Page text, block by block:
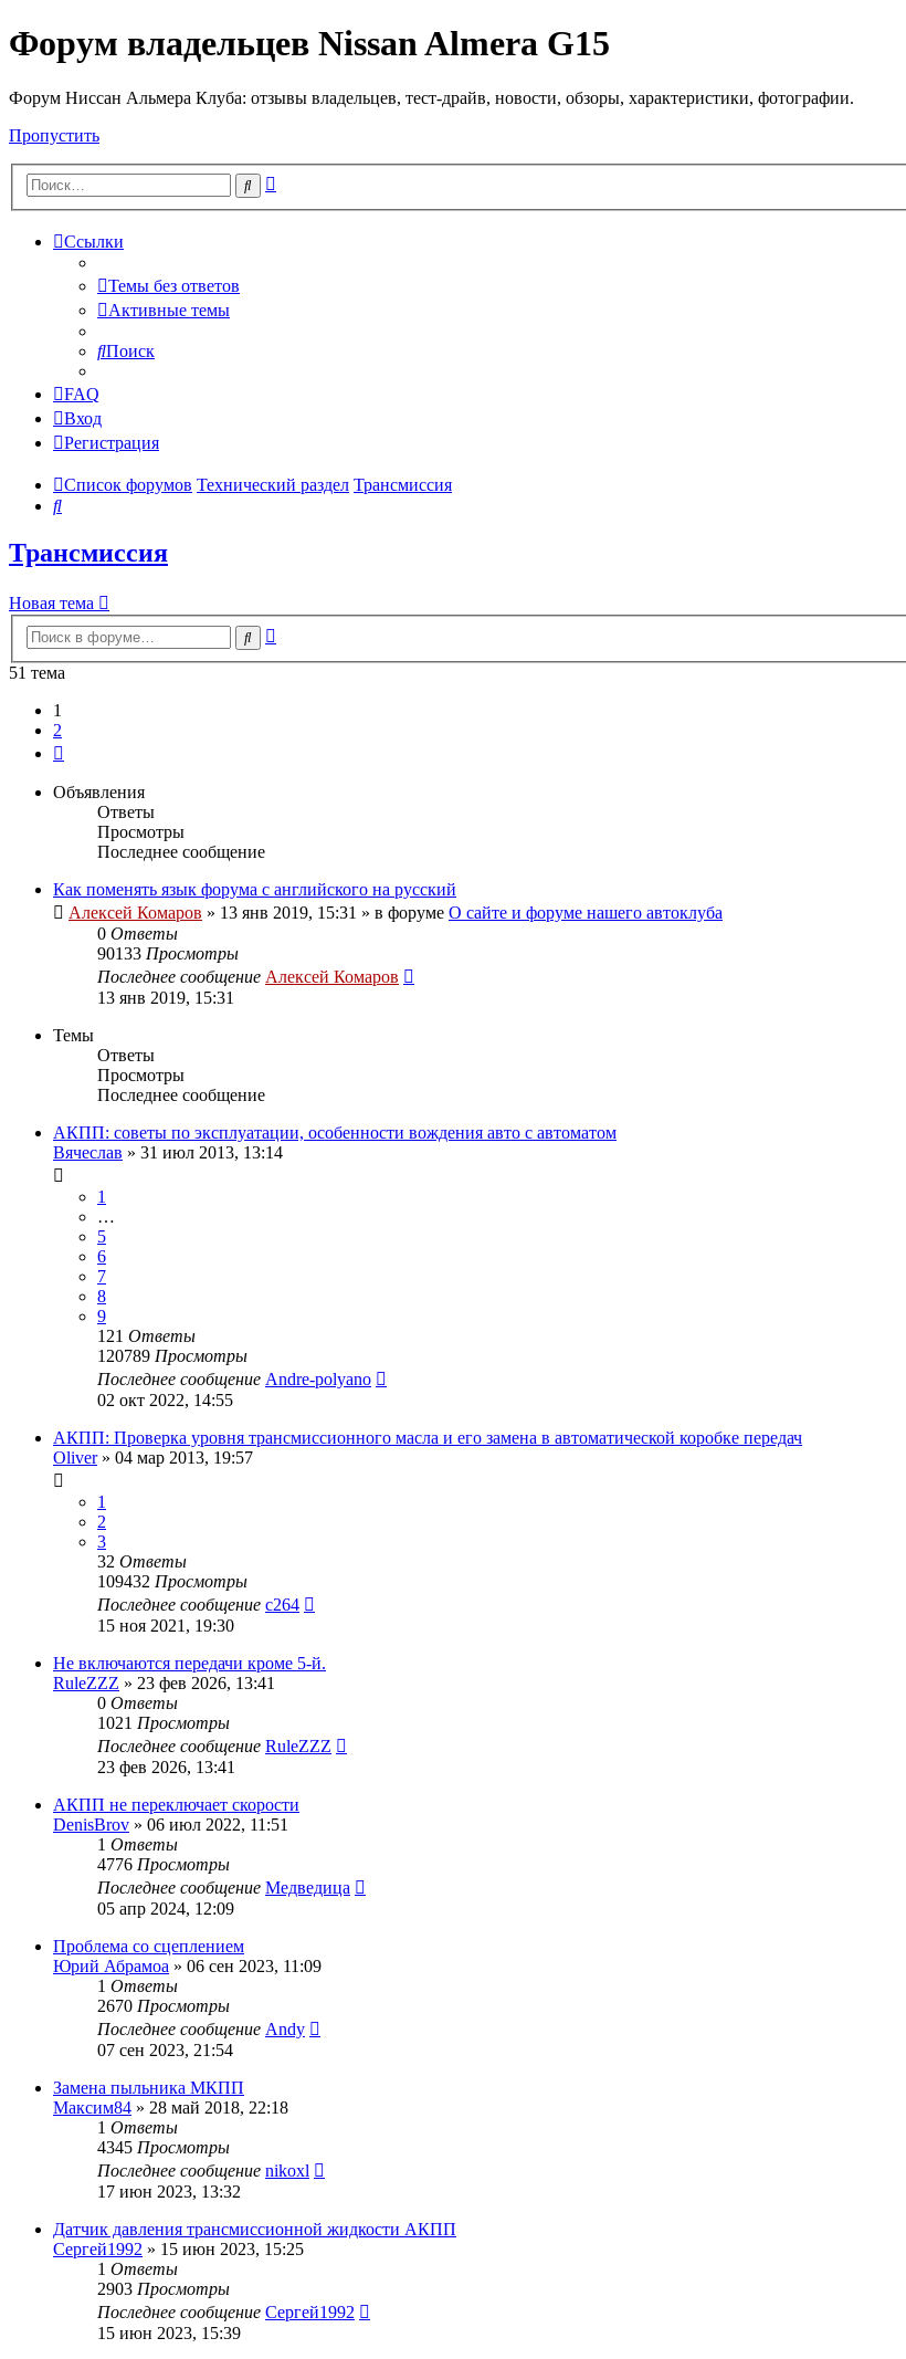
Форум владельцев Nissan Almera G15
Форум Ниссан Альмера Клуба: отзывы владельцев, тест-драйв, новости, обзоры, характеристики, фотографии.
Пропустить
Поиск
Ссылки
Темы без ответов
Активные темы
Поиск
FAQ
Вход
Регистрация
Список форумов Технический раздел Трансмиссия
Поиск
Трансмиссия
Новая тема
Поиск
51 тема
1
2
Объявления
Ответы
Просмотры
Последнее сообщение
Как поменять язык форума с английского на русский
Алексей Комаров » 13 янв 2019, 15:31 » в форуме О сайте и форуме нашего автоклуба
0 Ответы
90133 Просмотры
Последнее сообщение Алексей Комаров
13 янв 2019, 15:31
Темы
Ответы
Просмотры
Последнее сообщение
АКПП: советы по эксплуатации, особенности вождения авто с автоматом
Вячеслав » 31 июл 2013, 13:14
1
…
5
6
7
8
9
121 Ответы
120789 Просмотры
Последнее сообщение Andre-polyano
02 окт 2022, 14:55
АКПП: Проверка уровня трансмиссионного масла и его замена в автоматической коробке передач
Oliver» 04 мар 2013, 19:57
1
2
3
32 Ответы
109432 Просмотры
Последнее сообщение c264
15 ноя 2021, 19:30
Не включаются передачи кроме 5-й.
RuleZZZ » 23 фев 2026, 13:41
0 Ответы
1021 Просмотры
Последнее сообщение RuleZZZ
23 фев 2026, 13:41
АКПП не переключает скорости
DenisBrov » 06 июл 2022, 11:51
1 Ответы
4776 Просмотры
Последнее сообщение Медведица
05 апр 2024, 12:09
Проблема со сцеплением
Юрий Абрамоа » 06 сен 2023, 11:09
1 Ответы
2670 Просмотры
Последнее сообщение Andy
07 сен 2023, 21:54
Замена пыльника МКПП
Максим84 » 28 май 2018, 22:18
1 Ответы
4345 Просмотры
Последнее сообщение nikoxl
17 июн 2023, 13:32
Датчик давления трансмиссионной жидкости АКПП
Сергей1992 » 15 июн 2023, 15:25
1 Ответы
2903 Просмотры
Последнее сообщение Сергей1992
15 июн 2023, 15:39